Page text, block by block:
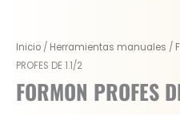
Inicio / Herramientas manuales /
PROFES DE 1.1/2
FORMON PROFES